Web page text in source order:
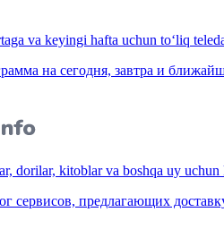
va keyingi hafta uchun to‘liq
на сегодня, завтра и
dorilar, kitoblar va boshqa uy uchun
сервисов, предлагающих